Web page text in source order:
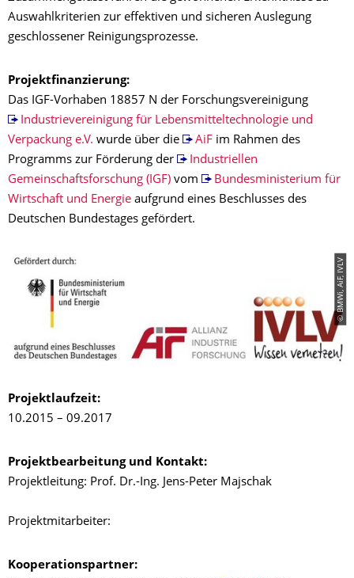
Auswahlkriterien zur effektiven und sicheren Auslegung
geschlossener Reinigungsprozesse.
Projektfinanzierung:
Das IGF-Vorhaben 18857 N der Forschungsvereinigung
Industrievereinigung für Lebensmitteltechnologie und
Verpackung e.V. wurde über die AiFim Rahmen des
Programms zur Förderung der
Industriellen
Gemeinschaftsforschung (IGF) vom
Bundesministerium für
Wirtschaft und Energie aufgrund eines Beschlusses des
Deutschen Bundestages gefördert.
© BMWi, AiF, IVLV
Projektlaufzeit:
10.2015 – 09.2017
Projektbearbeitung und Kontakt:
Projektleitung: Prof. Dr.-Ing. Jens-Peter Majschak
Projektmitarbeiter:
Kooperationspartner: